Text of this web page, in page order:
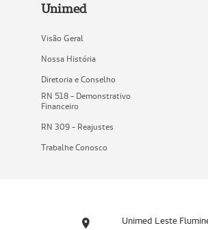
Unimed
Visão Geral
Nossa História
Diretoria e Conselho
RN 518 - Demonstrativo
Financeiro
RN 309 - Reajustes
Trabalhe Conosco
Unimed Leste